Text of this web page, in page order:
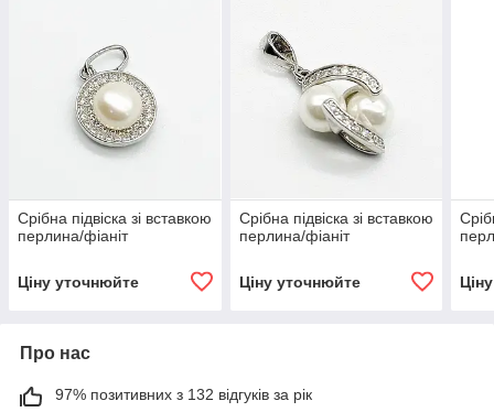
Срібна підвіска зі вставкою
перлина/фіаніт
Ціну уточнюйте
Срібна підвіска зі вставкою
перлина/фіаніт
Ціну уточнюйте
Про нас
97% позитивних з 132 відгуків за рік